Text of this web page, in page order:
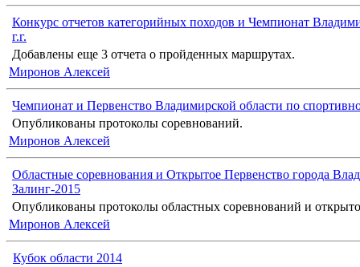
Конкурс отчетов категорийных походов и Чемпионат
г.г.
Добавлены еще 3 отчета о пройденных маршрутах.
Миронов Алексей
Чемпионат и Первенство Владимирской области по
Опубликованы протоколы соревнований.
Миронов Алексей
Областные соревнования и Открытое Первенство города
Залинг-2015
Опубликованы протоколы областных соревнований и
Миронов Алексей
Кубок области 2014